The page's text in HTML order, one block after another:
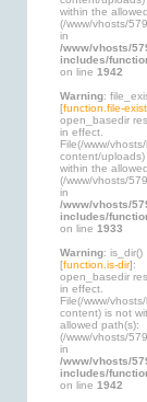
within the
(/www/vhosts/
in
/www/vhosts/
includes/
on line 1942
Warning:
[function.file-
open_basedir
in effect.
File(/www/
content/uploads)
within the
(/www/vhosts/
in
/www/vhosts/
includes/
on line 1933
Warning: is_dir()
[function.is-dir]:
open_basedir
in effect.
File(/www/
content) is not
allowed path(s):
(/www/vhosts/
in
/www/vhosts/
includes/
on line 1942